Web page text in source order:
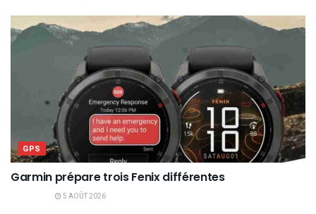
GPS
Garmin prépare trois Fenix différentes
5 AOÛT 2026